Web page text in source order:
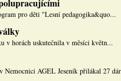
pro děti "Lesní pedagogika&quo...
v horách uskutečnila v měsíci květn...
Nemocnici AGEL Jeseník přilákal 27